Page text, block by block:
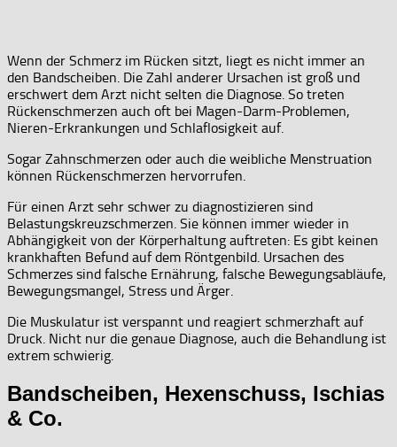
Wenn der Schmerz im Rücken sitzt, liegt es nicht immer an
den Bandscheiben. Die Zahl anderer Ursachen ist groß und
erschwert dem Arzt nicht selten die Diagnose. So treten
Rückenschmerzen auch oft bei Magen-Darm-Problemen,
Nieren-Erkrankungen und Schlaflosigkeit auf.
Sogar Zahnschmerzen oder auch die weibliche Menstruation
können Rückenschmerzen hervorrufen.
Für einen Arzt sehr schwer zu diagnostizieren sind
Belastungskreuzschmerzen. Sie können immer wieder in
Abhängigkeit von der Körperhaltung auftreten: Es gibt keinen
krankhaften Befund auf dem Röntgenbild. Ursachen des
Schmerzes sind falsche Ernährung, falsche Bewegungsabläufe,
Bewegungsmangel, Stress und Ärger.
Die Muskulatur ist verspannt und reagiert schmerzhaft auf
Druck. Nicht nur die genaue Diagnose, auch die Behandlung ist
extrem schwierig.
Bandscheiben, Hexenschuss, Ischias
& Co.